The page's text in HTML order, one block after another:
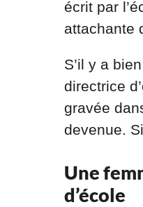
écrit par
attachante
S’il y a
directrice
gravée
devenue.
Une
d’école